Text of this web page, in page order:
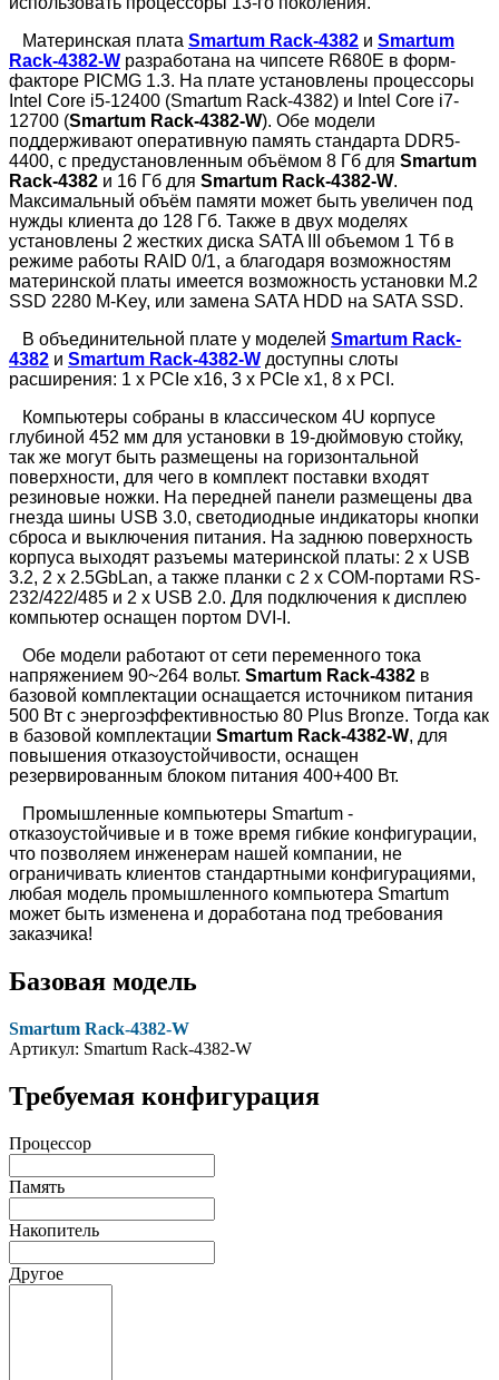
Материнская плата Smartum Rack-4382 и Smartum
Rack-4382-W разработана на чипсете R680E в форм-
факторе PICMG 1.3. На плате установлены процессоры
Intel Core i5-12400 (Smartum Rack-4382) и Intel Core i7-
12700 (Smartum Rack-4382-W). Обе модели
поддерживают оперативную память стандарта DDR5-
4400, с предустановленным объёмом 8 Гб для Smartum
Rack-4382 и 16 Гб для Smartum Rack-4382-W.
Максимальный объём памяти может быть увеличен под
нужды клиента до 128 Гб. Также в двух моделях
установлены 2 жестких диска SATA III объемом 1 Тб в
режиме работы RAID 0/1, а благодаря возможностям
материнской платы имеется возможность установки M.2
SSD 2280 M-Key, или замена SATA HDD на SATA SSD.
В объединительной плате у моделей Smartum Rack-
4382 и Smartum Rack-4382-W доступны слоты
расширения: 1 x PCIe x16, 3 x PCIe x1, 8 x PCI.
Компьютеры собраны в классическом 4U корпусе
глубиной 452 мм для установки в 19-дюймовую стойку,
так же могут быть размещены на горизонтальной
поверхности, для чего в комплект поставки входят
резиновые ножки. На передней панели размещены два
гнезда шины USB 3.0, светодиодные индикаторы кнопки
сброса и выключения питания. На заднюю поверхность
корпуса выходят разъемы материнской платы: 2 x USB
3.2, 2 x 2.5GbLan, а также планки с 2 x COM-портами RS-
232/422/485 и 2 x USB 2.0. Для подключения к дисплею
компьютер оснащен портом DVI-I.
Обе модели работают от сети переменного тока
напряжением 90~264 вольт. Smartum Rack-4382 в
базовой комплектации оснащается источником питания
500 Вт с энергоэффективностью 80 Plus Bronze. Тогда как
в базовой комплектации Smartum Rack-4382-W, для
повышения отказоустойчивости, оснащен
резервированным блоком питания 400+400 Вт.
Промышленные компьютеры Smartum -
отказоустойчивые и в тоже время гибкие конфигурации,
что позволяем инженерам нашей компании, не
ограничивать клиентов стандартными конфигурациями,
любая модель промышленного компьютера Smartum
может быть изменена и доработана под требования
заказчика!
Базовая модель
Smartum Rack-4382-W
Артикул: Smartum Rack-4382-W
Требуемая конфигурация
Процессор
Память
Накопитель
Другое